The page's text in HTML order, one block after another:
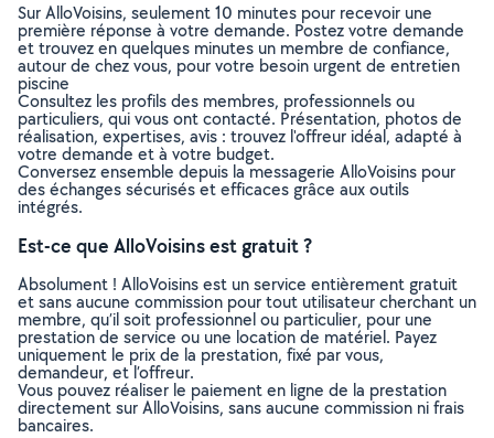
Sur AlloVoisins, seulement 10 minutes pour recevoir une
première réponse à votre demande. Postez votre demande
et trouvez en quelques minutes un membre de confiance,
autour de chez vous, pour votre besoin urgent de entretien
piscine
Consultez les profils des membres, professionnels ou
particuliers, qui vous ont contacté. Présentation, photos de
réalisation, expertises, avis : trouvez l'offreur idéal, adapté à
votre demande et à votre budget.
Conversez ensemble depuis la messagerie AlloVoisins pour
des échanges sécurisés et efficaces grâce aux outils
intégrés.
Est-ce que AlloVoisins est gratuit ?
Absolument ! AlloVoisins est un service entièrement gratuit
et sans aucune commission pour tout utilisateur cherchant un
membre, qu’il soit professionnel ou particulier, pour une
prestation de service ou une location de matériel. Payez
uniquement le prix de la prestation, fixé par vous,
demandeur, et l’offreur.
Vous pouvez réaliser le paiement en ligne de la prestation
directement sur AlloVoisins, sans aucune commission ni frais
bancaires.